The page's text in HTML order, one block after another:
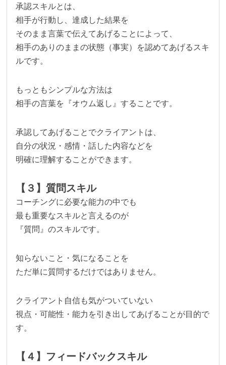
承認スキルとは、
相手が行動し、達成した結果を
そのまま言葉で伝えてあげることによって、
相手のありのままの状態（事実）を認めてあげるスキ
ルです。
もっともシンプルな方法は
相手の言葉を『オウム返し』することです。
承認してあげることでクライアントは、
自分の状況・感情・話した内容などを
明確に理解することができます。
【３】質問スキル
コーチングに必要な能力の中でも
最も重要なスキルと言えるのが
『質問』のスキルです。
知らないこと・気になることを
ただ単に質問するだけではありません。
クライアント自信も気がついていない
視点・可能性・能力を引き出してあげることが目的で
す。
【４】フィードバックスキル